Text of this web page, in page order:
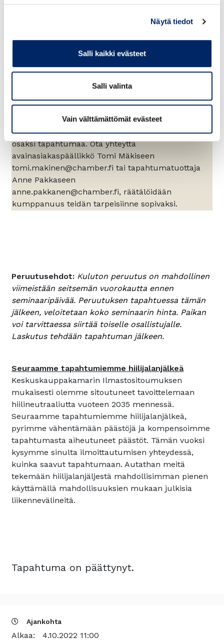
Näytä tiedot
Salli kaikki evästeet
Salli valinta
Vain välttämättömät evästeet
Oletko kiinnostunut kumppanuudesta
tapahtumassa? Osaaja- ja rekrypäivän kumppanina
saat näkyvyyttä, tavoitat kohderyhmän ja pääset
osaksi tapahtumaa. Ota yhteyttä
avainasiakaspäällikkö Tomi Mäkiseen
tomi.makinen@chamber.fi tai tapahtumatuottaja
Anne Pakkaseen
anne.pakkanen@chamber.fi, räätälöidään
kumppanuus teidän tarpeisiinne sopivaksi.
Peruutusehdot: Kuluton peruutus on mahdollinen
viimeistään seitsemän vuorokautta ennen
seminaaripäivää. Peruutuksen tapahtuessa tämän
jälkeen, veloitetaan koko seminaarin hinta. Paikan
voi tarvittaessa siirtää toiselle osallistujalle.
Laskutus tehdään tapahtuman jälkeen.
Seuraamme tapahtumiemme hiilijalanjälkeä
Keskuskauppakamarin Ilmastositoumuksen
mukaisesti olemme sitoutuneet tavoittelemaan
hiilineutraaliutta vuoteen 2035 mennessä.
Seuraamme tapahtumiemme hiilijalanjälkeä,
pyrimme vähentämään päästöjä ja kompensoimme
tapahtumasta aiheutuneet päästöt. Tämän vuoksi
kysymme sinulta ilmoittautumisen yhteydessä,
kuinka saavut tapahtumaan. Autathan meitä
tekemään hiilijalanjäljestä mahdollisimman pienen
käyttämällä mahdollisuuksien mukaan julkisia
liikennevälineitä.
Tapahtuma on päättynyt.
Ajankohta
Alkaa: 4.10.2022 11:00